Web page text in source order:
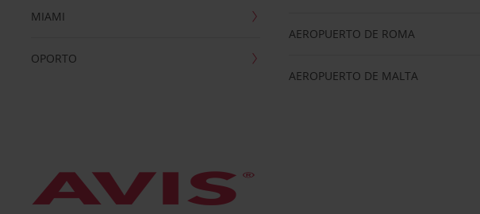
MIAMI
OPORTO
AEROPUERTO DE ROMA
AEROPUERTO DE MALTA